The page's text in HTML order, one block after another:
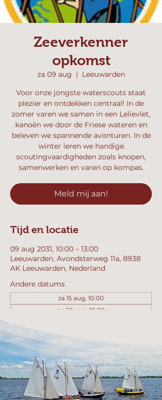
Zeeverkenner
opkomst
za 09 aug
  |
Leeuwarden
Voor onze jongste waterscouts staat
plezier en ontdekken centraal! In de
zomer varen we samen in een Lelievlet,
kanoën we door de Friese wateren en
beleven we spannende avonturen. In de
winter leren we handige
scoutingvaardigheden zoals knopen,
samenwerken en varen op kompas.
Meld mij aan!
Tijd en locatie
09 aug 2031, 10:00 – 13:00
Leeuwarden, Avondsterweg 11a, 8938
AK Leeuwarden, Nederland
Andere datums
za 15 aug, 10:00
za 22 aug, 10:00
Bekijk alle 357 datums
Meld mij aan!